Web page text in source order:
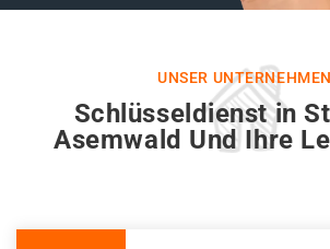
UNSER UNTERNEHMEN
Schlüsseldienst in
Asemwald Und Ihre